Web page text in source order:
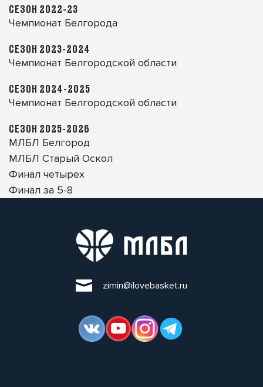
СЕЗОН 2022-23
Чемпионат Белгорода
СЕЗОН 2023-2024
Чемпионат Белгородской области
СЕЗОН 2024-2025
Чемпионат Белгородской области
СЕЗОН 2025-2026
МЛБЛ Белгород
МЛБЛ Старый Оскол
Финал четырех
Финал за 5-8
zimin@ilovebasket.ru